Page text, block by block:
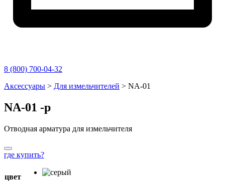
8 (800) 700-04-32
Перейти
содержимому
Аксессуары > Для измельчителей > NA-01
NA-01 -p
Отводная арматура для измельчителя
где купить?
цвет